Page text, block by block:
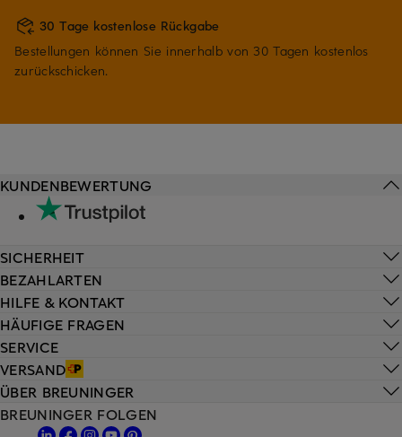
30 Tage kostenlose Rückgabe
Bestellungen können Sie innerhalb von 30 Tagen kostenlos
zurückschicken.
HILFE & KONTAKT
HÄUFIGE FRAGEN
SERVICE
VERSAND
KUNDENBEWERTUNG
SICHERHEIT
BEZAHLARTEN
ÜBER BREUNINGER
BREUNINGER FOLGEN